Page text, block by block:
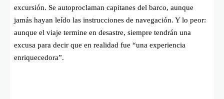
excursión. Se autoproclaman capitanes del barco, aunque
jamás hayan leído las instrucciones de navegación. Y lo peor:
aunque el viaje termine en desastre, siempre tendrán una
excusa para decir que en realidad fue “una experiencia
enriquecedora”.